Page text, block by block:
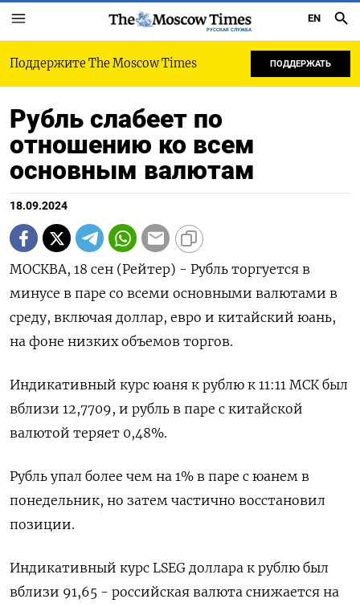
РУССКАЯ СЛУЖБА
EN
Поддержите The Moscow Times ПОДДЕРЖАТЬ
Рубль слабеет по
отношению ко всем
основным валютам
18.09.2024
МОСКВА, 18 сен (Рейтер) - Рубль торгуется в
минусе в паре со всеми основными валютами в
среду, включая доллар, евро и китайский юань,
на фоне низких объемов торгов.
Индикативный курс юаня к рублю к 11:11 МСК был
вблизи 12,7709​​, и рубль в паре с китайской
валютой теряет 0,48%.
Рубль упал более чем на 1% в паре с юанем в
понедельник, но затем частично восстановил
позиции.
Индикативный курс LSEG доллара к рублю был
вблизи 91,65​​ - российская валюта снижается на